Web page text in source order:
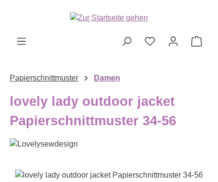
Zum Hauptinhalt springen
Papierschnittmuster Damen
lovely lady outdoor jacket
Papierschnittmuster 34-56
Bildergalerie überspringen